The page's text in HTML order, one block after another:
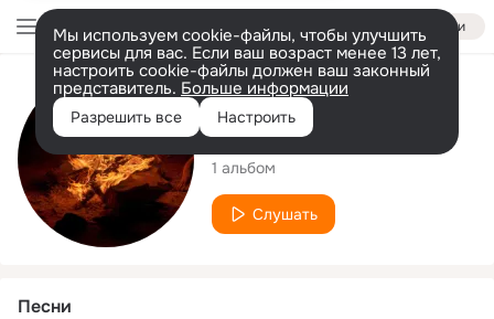
Войти
Мы используем cookie-файлы, чтобы улучшить
сервисы для вас. Если ваш возраст менее 13 лет,
настроить cookie-файлы должен ваш законный
представитель. Больше информации
Разрешить все Настроить
Исполнитель
Newman Music
1 альбом
Слушать
Песни